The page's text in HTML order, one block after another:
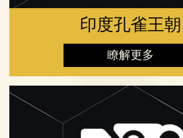
印度孔雀王朝
瞭解更多